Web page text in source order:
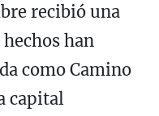
recibió una
han
como Camino
capital